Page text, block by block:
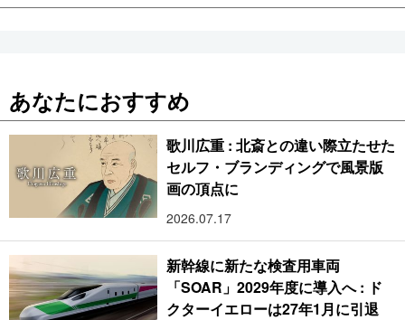
あなたにおすすめ
歌川広重 : 北斎との違い際立たせた
セルフ・ブランディングで風景版
画の頂点に
2026.07.17
新幹線に新たな検査用車両
「SOAR」2029年度に導入へ : ド
クターイエローは27年1月に引退